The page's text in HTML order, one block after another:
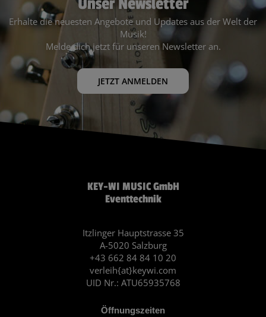
Erhalte die neuesten Angebote und Updates aus der Welt der
Musik!
Melde dich jetzt für unseren Newsletter an.
JETZT ANMELDEN
KEY-WI MUSIC GmbH
Eventtechnik
Itzlinger Hauptstrasse 35
A-5020 Salzburg
+43 662 84 84 10 20
verleih{at}keywi.com
UID Nr.: ATU65935768
Öffnungszeiten